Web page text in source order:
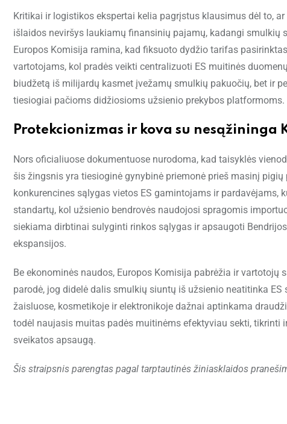
Kritikai ir logistikos ekspertai kelia pagrįstus klausimus dėl to,
išlaidos neviršys laukiamų finansinių pajamų, kadangi smulkių
Europos Komisija ramina, kad fiksuoto dydžio tarifas
vartotojams, kol pradės veikti centralizuoti ES muitinės
biudžetą iš milijardų kasmet įvežamų smulkių pakuočių, bet ir
tiesiogiai pačioms didžiosioms užsienio prekybos platformoms.
Protekcionizmas ir kova su nesąžininga
Nors oficialiuose dokumentuose nurodoma, kad taisyklės
šis žingsnis yra tiesioginė gynybinė priemonė prieš masinį
konkurencines sąlygas vietos ES gamintojams ir
standartų, kol užsienio bendrovės naudojosi spragomis
siekiama dirbtinai sulyginti rinkos sąlygas ir apsaugoti
ekspansijos.
Be ekonominės naudos, Europos Komisija pabrėžia ir
parodė, jog didelė dalis smulkių siuntų iš užsienio neatitinka
žaisluose, kosmetikoje ir elektronikoje dažnai aptinkama
todėl naujasis muitas padės muitinėms efektyviau sekti,
sveikatos apsaugą.
Šis straipsnis parengtas pagal tarptautinės žiniasklaidos